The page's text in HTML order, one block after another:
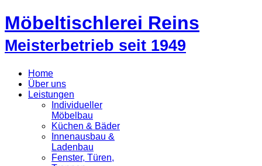
Möbeltischlerei Reins
Meisterbetrieb seit 1949
Home
Über uns
Leistungen
Individueller
Möbelbau
Küchen & Bäder
Innenausbau &
Ladenbau
Fenster, Türen,